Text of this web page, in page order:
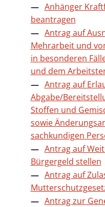
Anhänger
beantragen
Antrag auf
Mehrarbeit und
in besonderen
und dem
Antrag auf
Abgabe/
Stoffen und
sowie
sachkundigen
Antrag auf
Bürgergeld stellen
Antrag auf
Antrag zur